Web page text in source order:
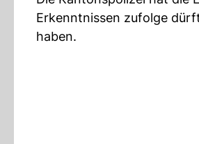
Erkenntnissen zufolge
haben.